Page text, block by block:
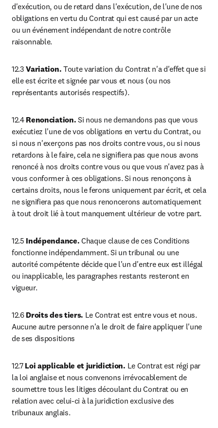
d'exécution, ou de retard dans l'exécution, de l'une de nos
obligations en vertu du Contrat qui est causé par un acte
ou un événement indépendant de notre contrôle
raisonnable.
12.3 Variation. Toute variation du Contrat n'a d'effet que si
elle est écrite et signée par vous et nous (ou nos
représentants autorisés respectifs).
12.4 Renonciation. Si nous ne demandons pas que vous
exécutiez l'une de vos obligations en vertu du Contrat, ou
si nous n'exerçons pas nos droits contre vous, ou si nous
retardons à le faire, cela ne signifiera pas que nous avons
renoncé à nos droits contre vous ou que vous n'avez pas à
vous conformer à ces obligations. Si nous renonçons à
certains droits, nous le ferons uniquement par écrit, et cela
ne signifiera pas que nous renoncerons automatiquement
à tout droit lié à tout manquement ultérieur de votre part.
12.5 Indépendance. Chaque clause de ces Conditions
fonctionne indépendamment. Si un tribunal ou une
autorité compétente décide que l'un d'entre eux est illégal
ou inapplicable, les paragraphes restants resteront en
vigueur.
12.6 Droits des tiers. Le Contrat est entre vous et nous.
Aucune autre personne n'a le droit de faire appliquer l'une
de ses dispositions
12.7 Loi applicable et juridiction. Le Contrat est régi par
la loi anglaise et nous convenons irrévocablement de
soumettre tous les litiges découlant du Contrat ou en
relation avec celui-ci à la juridiction exclusive des
tribunaux anglais.